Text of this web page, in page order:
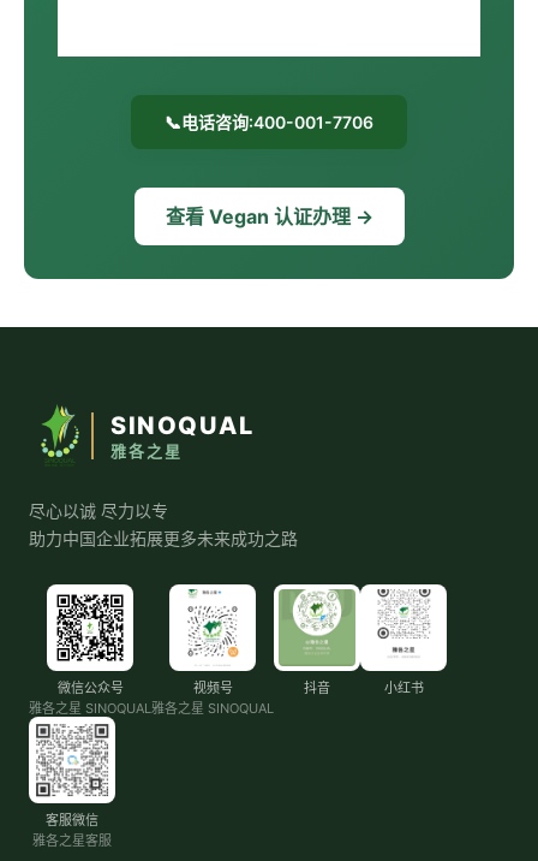
📞电话咨询:400-001-7706
查看 Vegan 认证办理 →
SINOQUAL
雅各之星
尽心以诚 尽力以专
助力中国企业拓展更多未来成功之路
微信公众号
雅各之星 SINOQUAL
视频号
雅各之星 SINOQUAL
抖音 小红书
客服微信
雅各之星客服